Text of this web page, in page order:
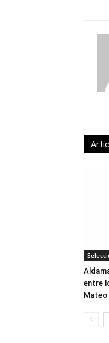
entre
Mateo